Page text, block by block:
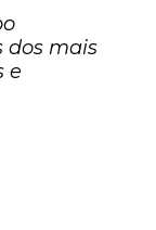
dos mais
e